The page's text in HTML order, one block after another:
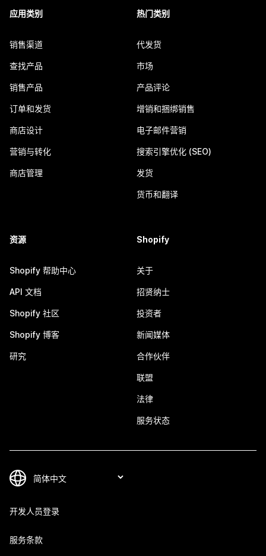
应用类别
销售渠道
查找产品
销售产品
订单和发货
商店设计
营销与转化
商店管理
热门类别
代发货
市场
产品评论
增销和捆绑销售
电子邮件营销
搜索引擎优化 (SEO)
发货
货币和翻译
资源
Shopify 帮助中心
API 文档
Shopify 社区
Shopify 博客
研究
Shopify
关于
招贤纳士
投资者
新闻媒体
合作伙伴
联盟
法律
服务状态
开发人员登录
服务条款